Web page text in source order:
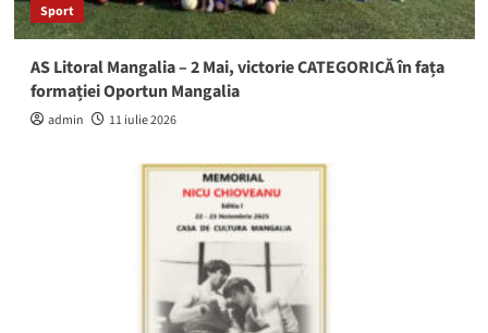
Sport
AS Litoral Mangalia – 2 Mai, victorie CATEGORICĂ în fața
formației Oportun Mangalia
admin 11 iulie 2026